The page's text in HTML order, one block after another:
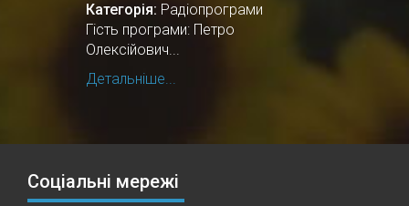
Категорія: Радіопрограми
Гість програми: Петро
Олексійович...
Детальніше...
Соціальні мережі